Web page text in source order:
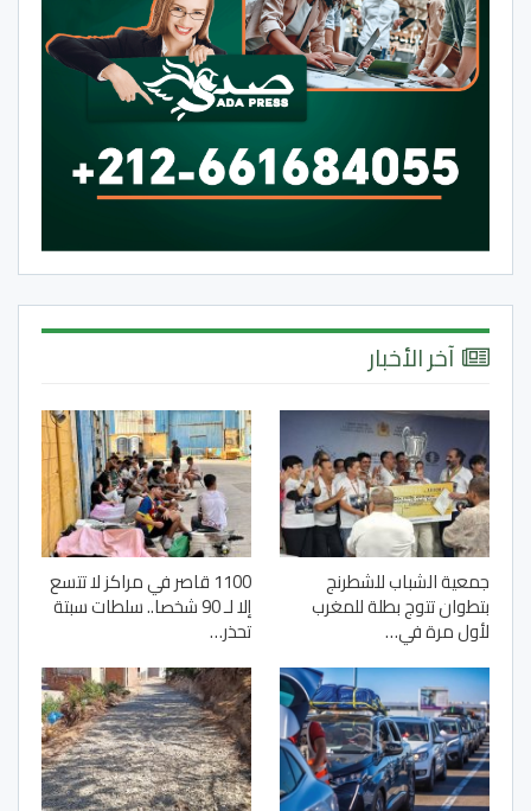
آخر الأخبار
جمعية الشباب للشطرنج
بتطوان تتوج بطلة للمغرب
لأول مرة في…
1100 قاصر في مراكز لا تتسع
إلا لـ 90 شخصا.. سلطات سبتة
تحذر…